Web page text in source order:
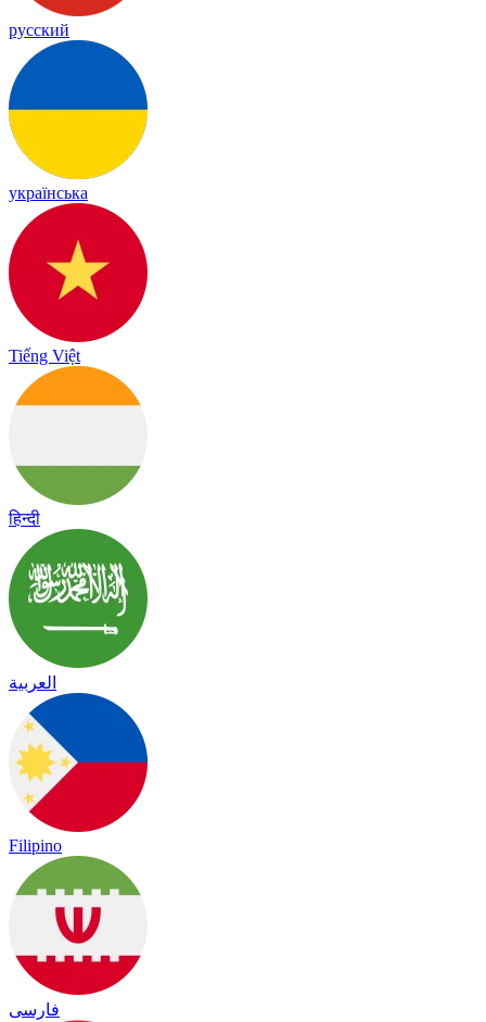
русский
українська
Tiếng Việt
हिन्दी
العربية
Filipino
فارسی